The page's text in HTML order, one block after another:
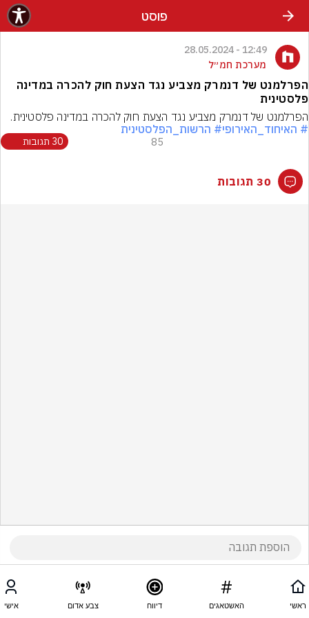
פוסט
12:49 - 28.05.2024
מערכת חמ״ל
הפרלמנט של דנמרק מצביע נגד הצעת חוק להכרה במדינה
פלסטינית
הפרלמנט של דנמרק מצביע נגד הצעת חוק להכרה במדינה פלסטינית.
# האיחוד_האירופי# הרשות_הפלסטינית
85 30 תגובות
30 תגובות
ראשי האשטאגים דיווח צבע אדום אישי